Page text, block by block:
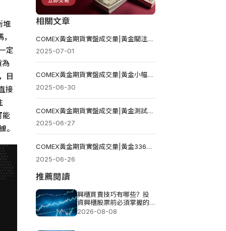
堆
定
為
目
接
能
。
相關文章
COMEX黃金期貨實盤成交量|黃金關注250小時線壓力，站上3358美元將進一步反彈
2025-07-01
COMEX黃金期貨實盤成交量|黃金小幅反彈 但3311美元依然阻力重重
2025-06-30
COMEX黃金期貨實盤成交量|黃金測試3300美元關口壓力 日內關注美國PCE數據
2025-06-27
COMEX黃金期貨實盤成交量|黃金3365美元測試多頭決心 日內關注美國失業金數據
2025-06-26
推薦閱讀
興櫃買賣技巧有哪些？投
資興櫃股票前必須掌握的
五個重點
2026-08-08